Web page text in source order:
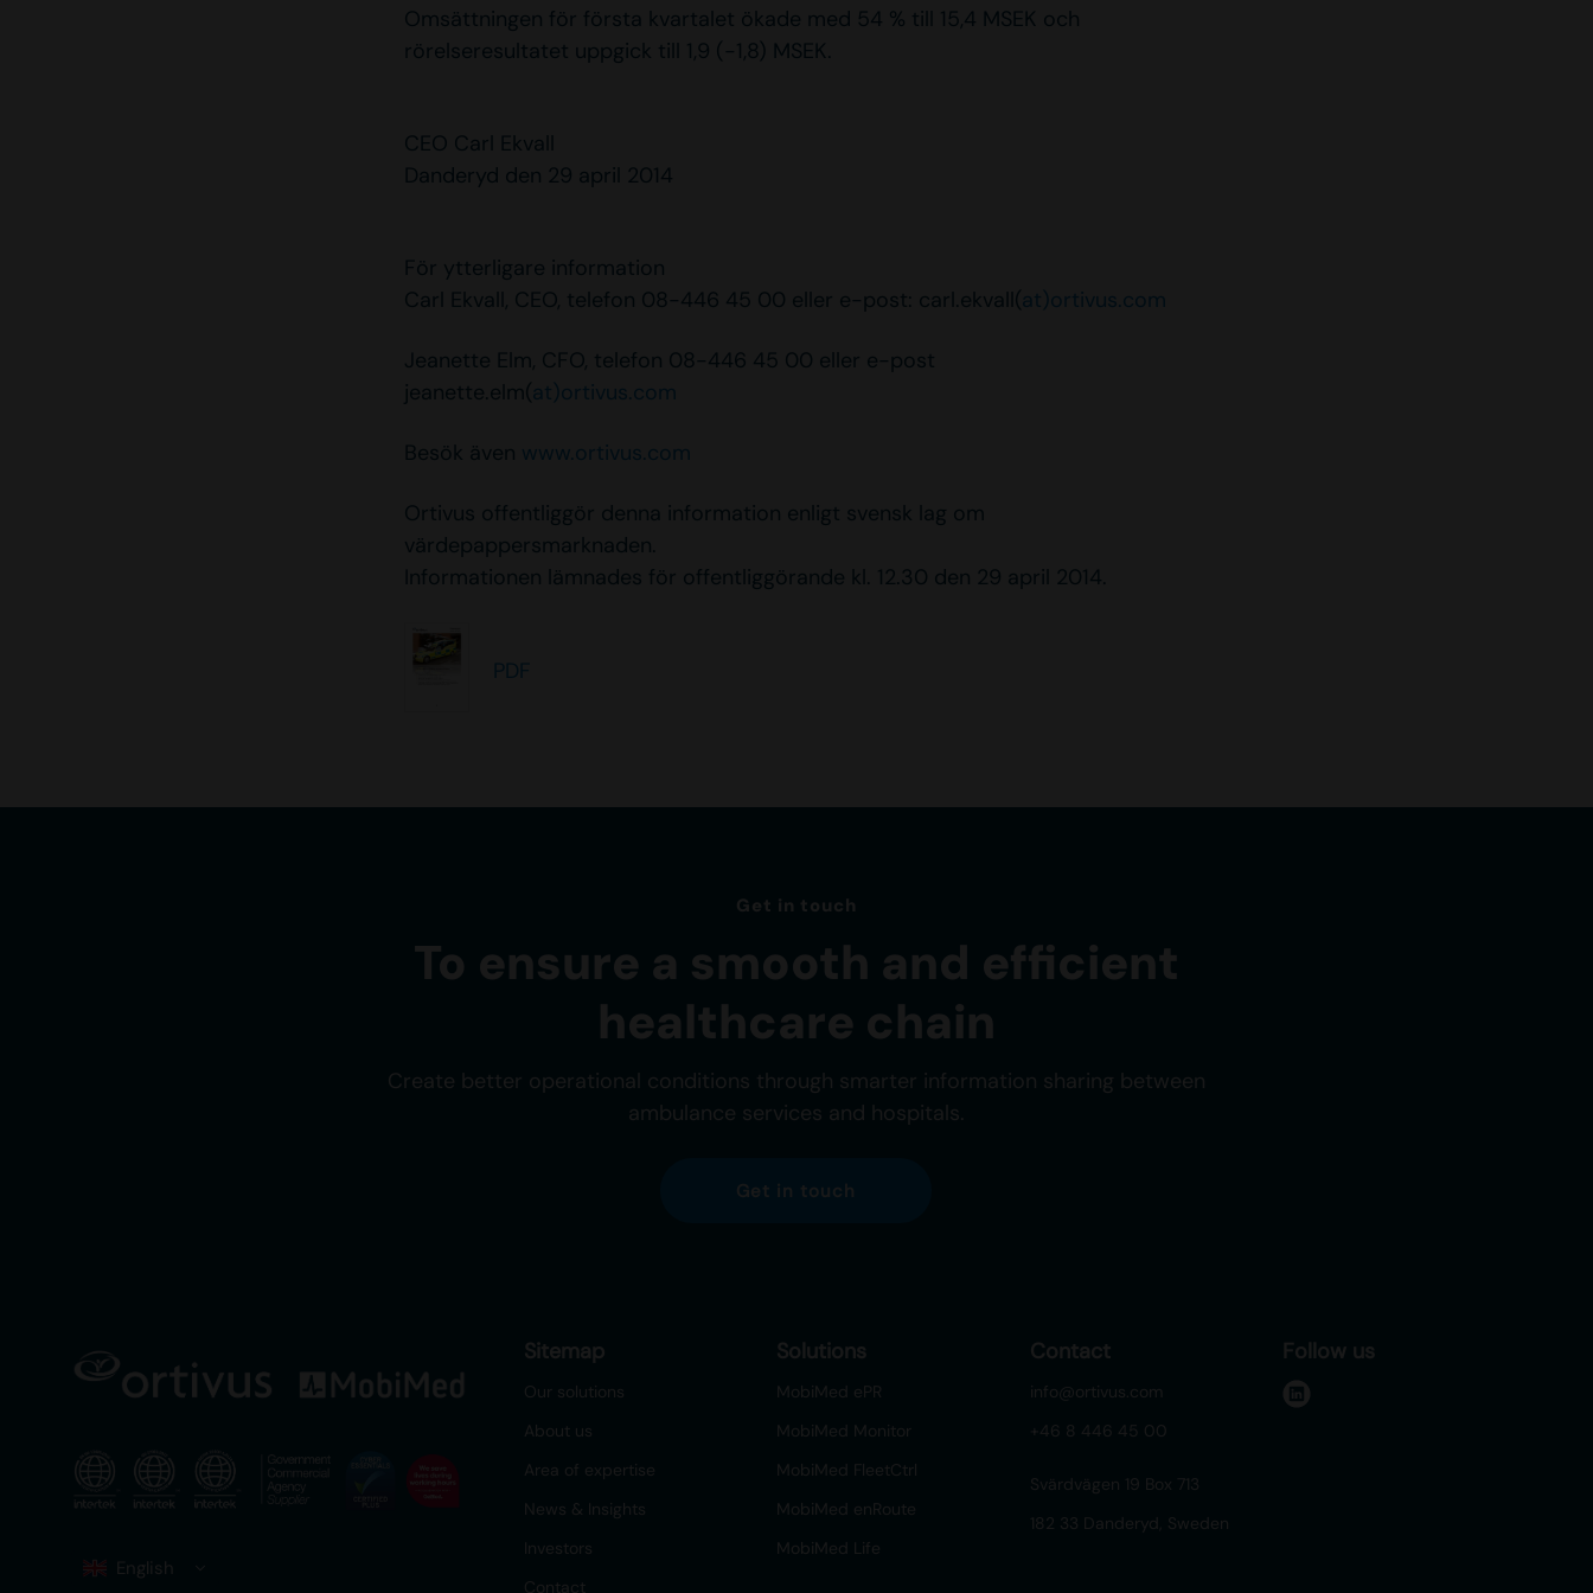
Omsättningen för första kvartalet ökade med 54 % till 15,4 MSEK och
rörelseresultatet uppgick till 1,9 (-1,8) MSEK.
CEO Carl Ekvall
Danderyd den 29 april 2014
För ytterligare information
Carl Ekvall, CEO, telefon 08-446 45 00 eller e-post: carl.ekvall(at)ortivus.com
Jeanette Elm, CFO, telefon 08-446 45 00 eller e-post
jeanette.elm(at)ortivus.com
Besök även www.ortivus.com
Ortivus offentliggör denna information enligt svensk lag om
värdepappersmarknaden.
Informationen lämnades för offentliggörande kl. 12.30 den 29 april 2014.
PDF
Get in touch
To ensure a smooth and efficient
healthcare chain
Create better operational conditions through smarter information sharing between
ambulance services and hospitals.
Get in touch
Sitemap
Our solutions
About us
Area of expertise
News & Insights
Investors
Contact
Solutions
MobiMed ePR
MobiMed Monitor
MobiMed FleetCtrl
MobiMed enRoute
MobiMed Life
Contact
info@ortivus.com
+46 8 446 45 00
Svärdvägen 19 Box 713
182 33 Danderyd, Sweden
Follow us
l